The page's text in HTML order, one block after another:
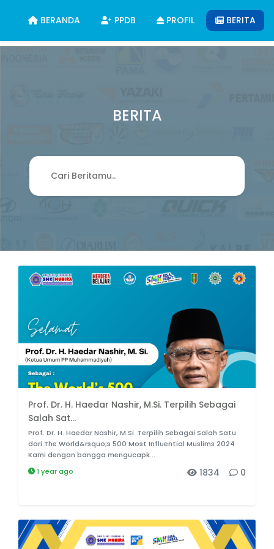
BERANDA PPDB PROFIL BERITA
BERITA
Prof. Dr. H. Haedar Nashir, M.Si. Terpilih Sebagai
Salah Sat...
Prof. Dr. H. Haedar Nashir, M.Si. Terpilih Sebagai Salah Satu
dari The World&rsquo;s 500 Most Influential Muslims 2024
Kami dengan bangga mengucapk...
1 year ago
0
1834